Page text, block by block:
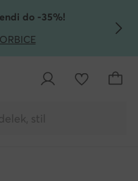
do -35%!
stil